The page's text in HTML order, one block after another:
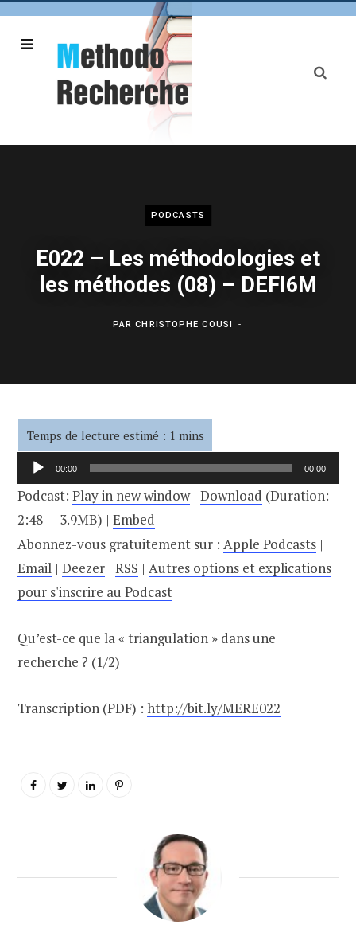
PODCASTS
E022 – Les méthodologies et
les méthodes (08) – DEFI6M
PARCHRISTOPHE COUSI
Lecteur
audio
00:00 00:00
Podcast: Play in new window| Download (Duration:
2:48 — 3.9MB) | Embed
Abonnez-vous gratuitement sur : Apple Podcasts |
Email | Deezer | RSS | Autres options et explications
pour s'inscrire au Podcast
Qu’est-ce que la « triangulation » dans une
recherche ? (1/2)
Transcription (PDF) : http://bit.ly/MERE022